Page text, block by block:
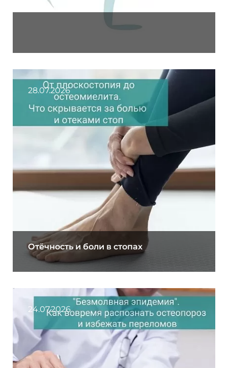
28.07.2026
Отёчность и боли в стопах
24.07.2026